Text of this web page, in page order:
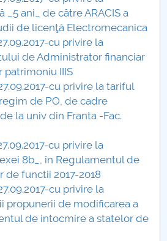
ani_ de către ARACIS a
de licenţă Electromecanica
cu privire la
de Administrator financiar
patrimoniu IIIS
cu privire la tariful
de PO, de cadre
la univ din Franta -Fac.
cu privire la
8b_, în Regulamentul de
functii 2017-2018
cu privire la
propunerii de modificarea a
de intocmire a statelor de